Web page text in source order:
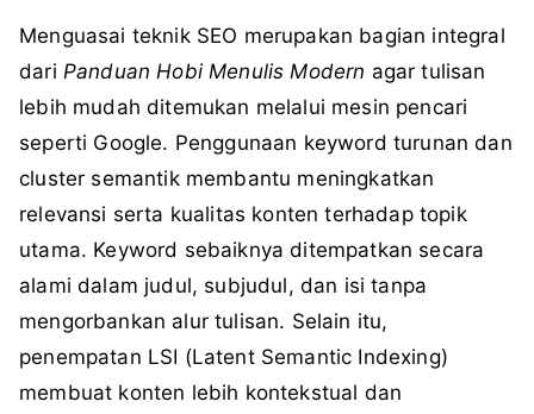
Menguasai teknik SEO merupakan bagian integral
dari Panduan Hobi Menulis Modern agar tulisan
lebih mudah ditemukan melalui mesin pencari
seperti Google. Penggunaan keyword turunan dan
cluster semantik membantu meningkatkan
relevansi serta kualitas konten terhadap topik
utama. Keyword sebaiknya ditempatkan secara
alami dalam judul, subjudul, dan isi tanpa
mengorbankan alur tulisan. Selain itu,
penempatan LSI (Latent Semantic Indexing)
membuat konten lebih kontekstual dan